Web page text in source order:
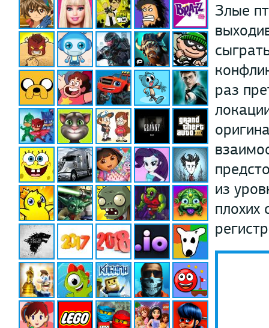
Злые
раз
из
плохих